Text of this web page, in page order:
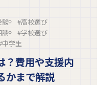
験
#高校選び
談
#学校選び
中学生
？費用や支援内
かまで解説